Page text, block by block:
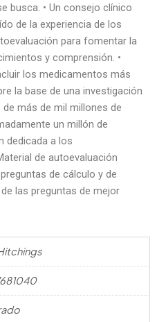
busca. • Un consejo clínico
de la experiencia de los
para fomentar la
y comprensión. •
los medicamentos más
la base de una investigación
más de mil millones de
un millón de
dedicada a los
de autoevaluación
de cálculo y de
las preguntas de mejor